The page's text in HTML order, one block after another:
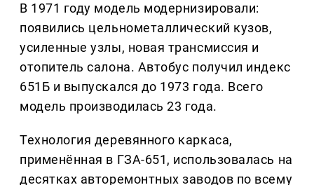
В 1971 году модель модернизировали:
появились цельнометаллический кузов,
усиленные узлы, новая трансмиссия и
отопитель салона. Автобус получил индекс
651Б и выпускался до 1973 года. Всего
модель производилась 23 года.
Технология деревянного каркаса,
применённая в ГЗА-651, использовалась на
десятках авторемонтных заводов по всему